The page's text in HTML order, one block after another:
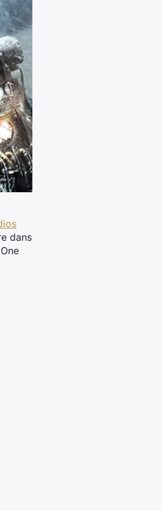
dans